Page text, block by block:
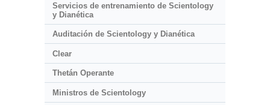
Servicios de entrenamiento de Scientology
y Dianética
Auditación de Scientology y Dianética
Clear
Thetán Operante
Ministros de Scientology